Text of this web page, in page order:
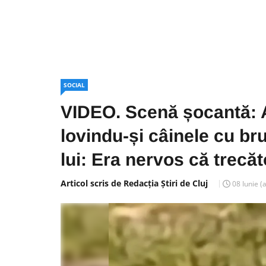
SOCIAL
VIDEO. Scenă
lovindu-și câinele cu
lui: Era nervos că
Articol scris de Redacția Știri de Cluj 08 Iunie